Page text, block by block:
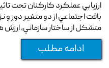
ارزيابي عملکرد کارکنان تحت
بافت اجتماعي از دو متغير دور
متشکل از ساختار سازماني,
ادامه مطلب